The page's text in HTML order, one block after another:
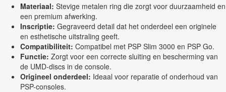
Materiaal: Stevige metalen ring die zorgt voor duurzaamheid en
een premium afwerking.
Inscriptie: Gegraveerd detail dat het onderdeel een originele
en esthetische uitstraling geeft.
Compatibiliteit: Compatibel met PSP Slim 3000 en PSP Go.
Functie: Zorgt voor een correcte sluiting en bescherming van
de UMD-discs in de console.
Origineel onderdeel: Ideaal voor reparatie of onderhoud van
PSP-consoles.